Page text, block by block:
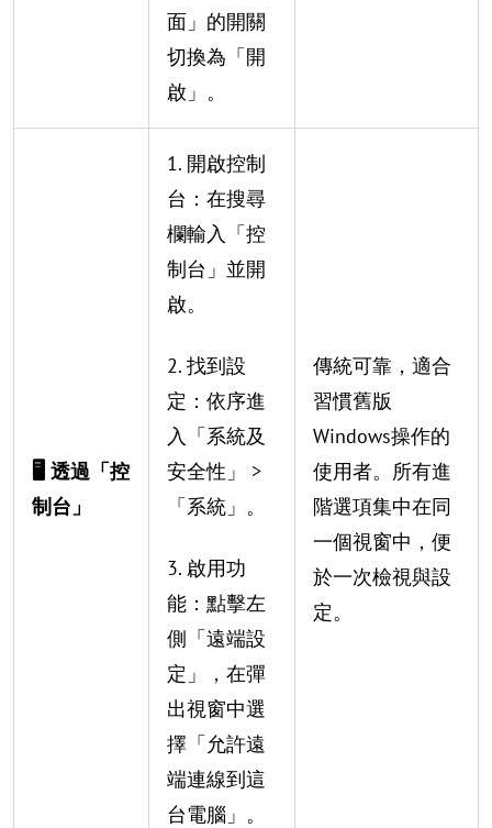
面」的開關
切換為「開
啟」。
🖥️ 透過「控
制台」
1. 開啟控制
台：在搜尋
欄輸入「控
制台」並開
啟。
2. 找到設
定：依序進
入「系統及
安全性」 >
「系統」。
3. 啟用功
能：點擊左
側「遠端設
定」，在彈
出視窗中選
擇「允許遠
端連線到這
台電腦」。
傳統可靠，適合
習慣舊版
Windows操作的
使用者。所有進
階選項集中在同
一個視窗中，便
於一次檢視與設
定。